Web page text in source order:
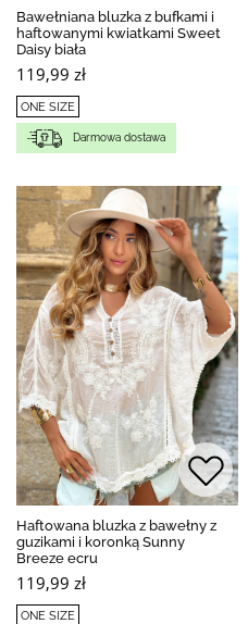
Bawełniana bluzka z bufkami i
haftowanymi kwiatkami Sweet
Daisy biała
119,99 zł
ONE SIZE
Darmowa dostawa
Haftowana bluzka z bawełny z
guzikami i koronką Sunny
Breeze ecru
119,99 zł
ONE SIZE